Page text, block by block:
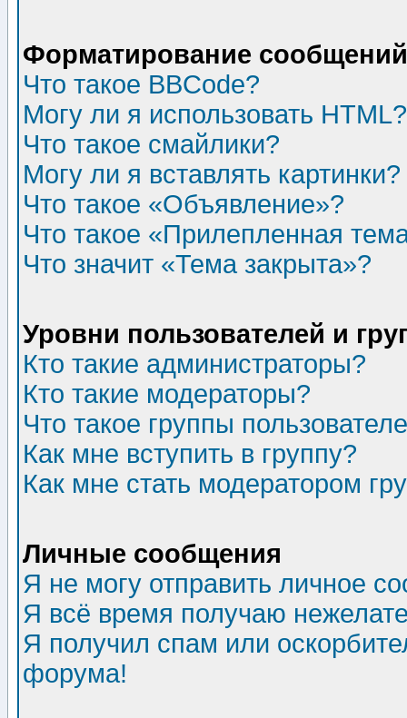
Форматирование
Что такое BBCode?
Могу ли я использовать HTML?
Что такое смайлики?
Могу ли я вставлять картинки?
Что такое «Объявление»?
Что такое «Прилепленная
Что значит «Тема закрыта»?
Уровни пользователей и
Кто такие администраторы?
Кто такие модераторы?
Что такое группы
Как мне вступить в группу?
Как мне стать модератором
Личные сообщения
Я не могу отправить личное
Я всё время получаю
Я получил спам или
форума!